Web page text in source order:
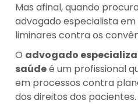
Mas afinal, quando
advogado especialista em
liminares contra os
O advogado
saúdeé um profissional
em processos contra
dos direitos dos pacientes.